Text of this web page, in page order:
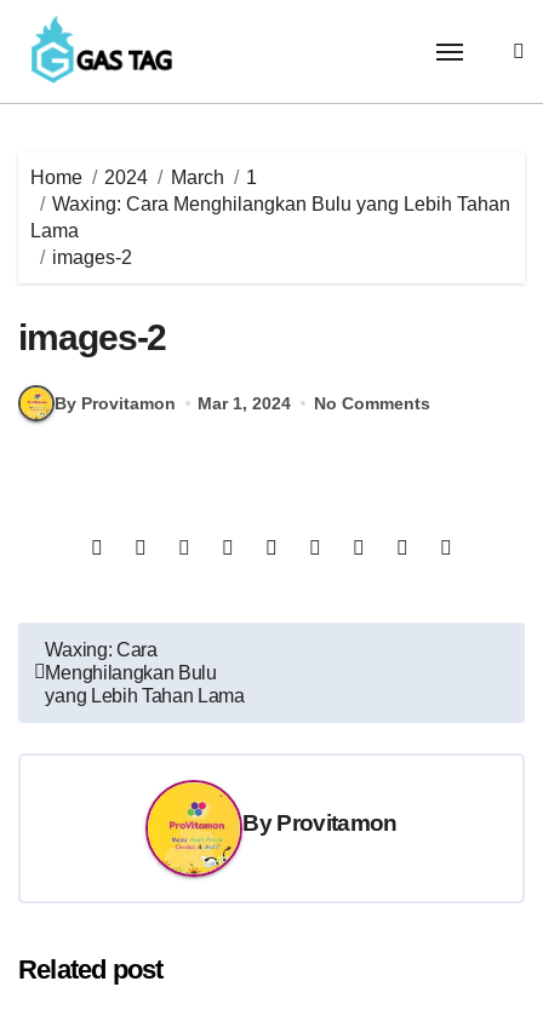
content
Home 2024 March
1
Waxing: Cara Menghilangkan Bulu yang Lebih Tahan
Lama
images-2
images-2
By Provitamon Mar 1, 2024 No Comments
Post
navigation
Waxing: Cara
Menghilangkan Bulu
yang Lebih Tahan Lama
ByProvitamon
Related post